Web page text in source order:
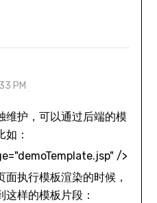
PM
维护，可以通过后端的模
：
/>
面执行模板渲染的时候，
样的模板片段：